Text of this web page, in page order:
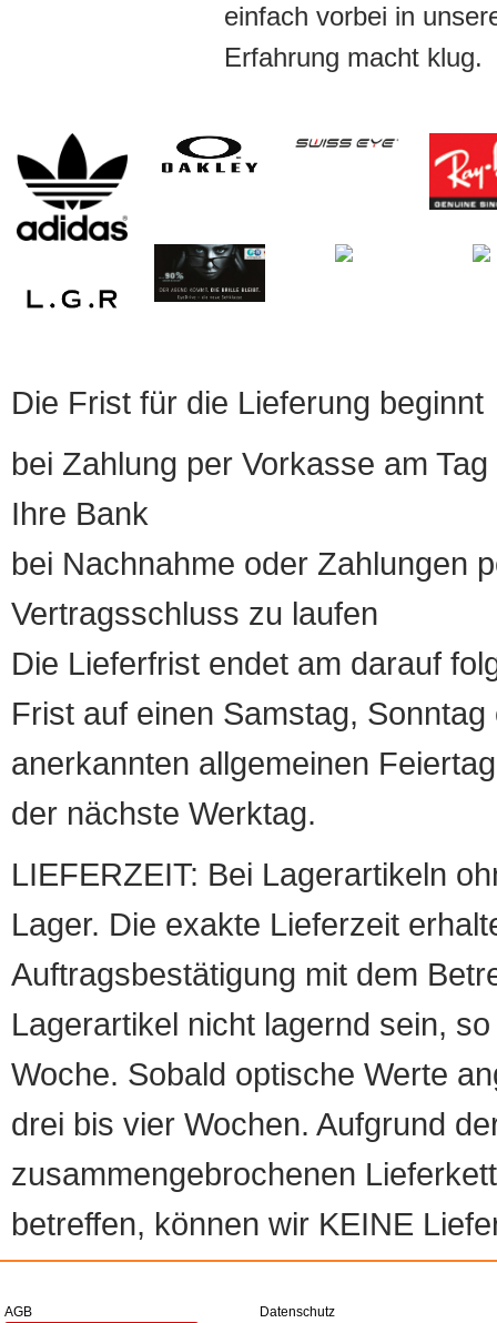
einfach vorbei in
Erfahrung macht klug.
Die Frist für die Lieferung beginnt
bei Zahlung per Vorkasse am
Ihre Bank
bei Nachnahme oder Zahlungen
Vertragsschluss zu laufen
Die Lieferfrist endet am darauf
Frist auf einen Samstag,
anerkannten allgemeinen
der nächste Werktag.
LIEFERZEIT: Bei Lagerartikeln
Lager. Die exakte Lieferzeit
Auftragsbestätigung mit dem
Lagerartikel nicht lagernd sein,
Woche. Sobald optische Werte
drei bis vier Wochen. Aufgrund
zusammengebrochenen
betreffen, können wir KEINE
AGB
Datenschutz